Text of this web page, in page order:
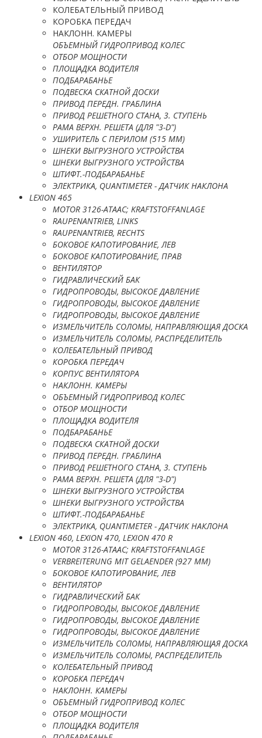
КОЛЕБАТЕЛЬНЫЙ ПРИВОД
КОРОБКА ПЕРЕДАЧ
НАКЛОНН. КАМЕРЫ
ОБЪЕМНЫЙ ГИДРОПРИВОД КОЛЕС
ОТБОР МОЩНОСТИ
ПЛОЩАДКА ВОДИТЕЛЯ
ПОДБАРАБАНЬЕ
ПОДВЕСКА СКАТНОЙ ДОСКИ
ПРИВОД ПЕРЕДН. ГРАБЛИНА
ПРИВОД РЕШЕТНОГО СТАНА, 3. СТУПЕНЬ
РАМА ВЕРХН. РЕШЕТА (ДЛЯ "3-D")
УШИРИТЕЛЬ С ПЕРИЛОМ (515 MM)
ШНЕКИ ВЫГРУЗНОГО УСТРОЙСТВА
ШНЕКИ ВЫГРУЗНОГО УСТРОЙСТВА
ШТИФТ.-ПОДБАРАБАНЬЕ
ЭЛЕКТРИКА, QUANTIMETER - ДАТЧИК НАКЛОНА
LEXION 465
MOTOR 3126-ATAAC; KRAFTSTOFFANLAGE
RAUPENANTRIEB, LINKS
RAUPENANTRIEB, RECHTS
БОКОВОЕ КАПОТИРОВАНИЕ, ЛЕВ
БОКОВОЕ КАПОТИРОВАНИЕ, ПРАВ
ВЕНТИЛЯТОР
ГИДРАВЛИЧЕСКИЙ БАК
ГИДРОПРОВОДЫ, ВЫСОКОЕ ДАВЛЕНИЕ
ГИДРОПРОВОДЫ, ВЫСОКОЕ ДАВЛЕНИЕ
ГИДРОПРОВОДЫ, ВЫСОКОЕ ДАВЛЕНИЕ
ИЗМЕЛЬЧИТЕЛЬ СОЛОМЫ, НАПРАВЛЯЮЩАЯ ДОСКА
ИЗМЕЛЬЧИТЕЛЬ СОЛОМЫ, РАСПРЕДЕЛИТЕЛЬ
КОЛЕБАТЕЛЬНЫЙ ПРИВОД
КОРОБКА ПЕРЕДАЧ
КОРПУС ВЕНТИЛЯТОРА
НАКЛОНН. КАМЕРЫ
ОБЪЕМНЫЙ ГИДРОПРИВОД КОЛЕС
ОТБОР МОЩНОСТИ
ПЛОЩАДКА ВОДИТЕЛЯ
ПОДБАРАБАНЬЕ
ПОДВЕСКА СКАТНОЙ ДОСКИ
ПРИВОД ПЕРЕДН. ГРАБЛИНА
ПРИВОД РЕШЕТНОГО СТАНА, 3. СТУПЕНЬ
РАМА ВЕРХН. РЕШЕТА (ДЛЯ "3-D")
ШНЕКИ ВЫГРУЗНОГО УСТРОЙСТВА
ШНЕКИ ВЫГРУЗНОГО УСТРОЙСТВА
ШТИФТ.-ПОДБАРАБАНЬЕ
ЭЛЕКТРИКА, QUANTIMETER - ДАТЧИК НАКЛОНА
LEXION 460, LEXION 470, LEXION 470 R
MOTOR 3126-ATAAC; KRAFTSTOFFANLAGE
VERBREITERUNG MIT GELAENDER (927 MM)
БОКОВОЕ КАПОТИРОВАНИЕ, ЛЕВ
ВЕНТИЛЯТОР
ГИДРАВЛИЧЕСКИЙ БАК
ГИДРОПРОВОДЫ, ВЫСОКОЕ ДАВЛЕНИЕ
ГИДРОПРОВОДЫ, ВЫСОКОЕ ДАВЛЕНИЕ
ГИДРОПРОВОДЫ, ВЫСОКОЕ ДАВЛЕНИЕ
ИЗМЕЛЬЧИТЕЛЬ СОЛОМЫ, НАПРАВЛЯЮЩАЯ ДОСКА
ИЗМЕЛЬЧИТЕЛЬ СОЛОМЫ, РАСПРЕДЕЛИТЕЛЬ
КОЛЕБАТЕЛЬНЫЙ ПРИВОД
КОРОБКА ПЕРЕДАЧ
НАКЛОНН. КАМЕРЫ
ОБЪЕМНЫЙ ГИДРОПРИВОД КОЛЕС
ОТБОР МОЩНОСТИ
ПЛОЩАДКА ВОДИТЕЛЯ